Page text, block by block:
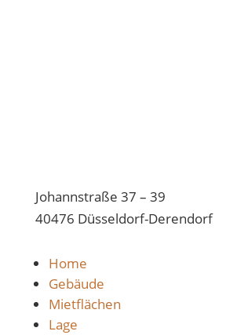
Johannstraße 37 – 39
40476 Düsseldorf-Derendorf
Home
Gebäude
Mietflächen
Lage